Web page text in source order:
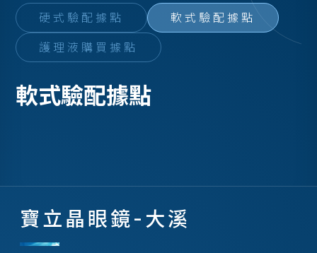
硬式驗配據點 軟式驗配據點
護理液購買據點
軟式驗配據點
寶立晶眼鏡-大溪